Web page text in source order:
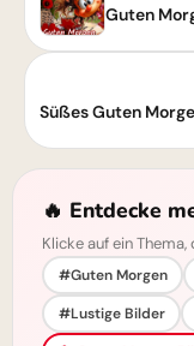
🔥 Entdecke
Klicke auf ein
#Guten Morgen
#Lustige Bilder